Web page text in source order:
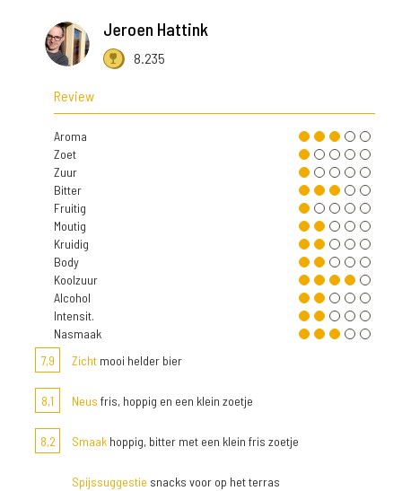
Jeroen Hattink
8.235
Review
Aroma
Zoet
Zuur
Bitter
Fruitig
Moutig
Kruidig
Body
Koolzuur
Alcohol
Intensit.
Nasmaak
7,9
Zicht mooi helder bier
8,1 Neus fris, hoppig en een klein zoetje
8,2 Smaak hoppig, bitter met een klein fris zoetje
Spijssuggestie snacks voor op het terras